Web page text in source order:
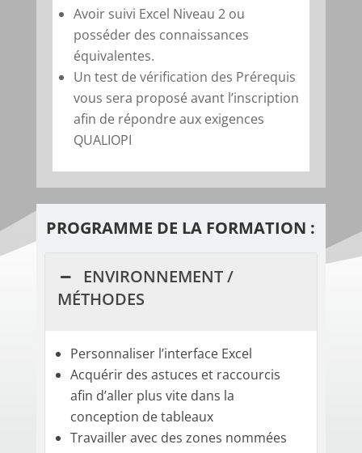
Avoir suivi Excel Niveau 2 ou
posséder des connaissances
équivalentes.
Un test devérification des Prérequis
vous sera proposé avant l’inscription
afin de répondre aux exigences
QUALIOPI
PROGRAMME DE LA FORMATION :
ENVIRONNEMENT /
MÉTHODES
Personnaliser l’interface Excel
Acquérir des astuces et raccourcis
afin d’aller plus vite dans la
conception de tableaux
Travailler avec des zones nommées